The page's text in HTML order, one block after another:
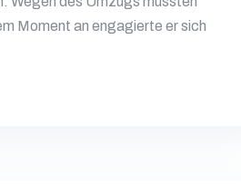
Moment an engagierte er sich